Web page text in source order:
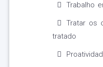
Trabalho
Tratar os
tratado